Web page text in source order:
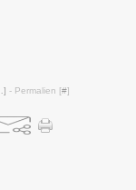
] - Permalien [#]